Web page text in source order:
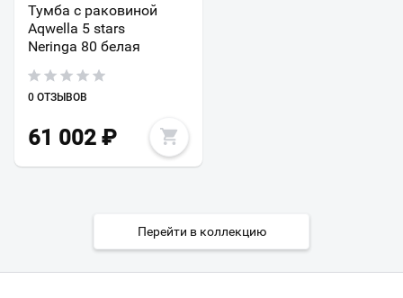
Тумба с раковиной
Aqwella 5 stars
Neringa 80 белая
0 ОТЗЫВОВ
61 002 ₽
Перейти в коллекцию